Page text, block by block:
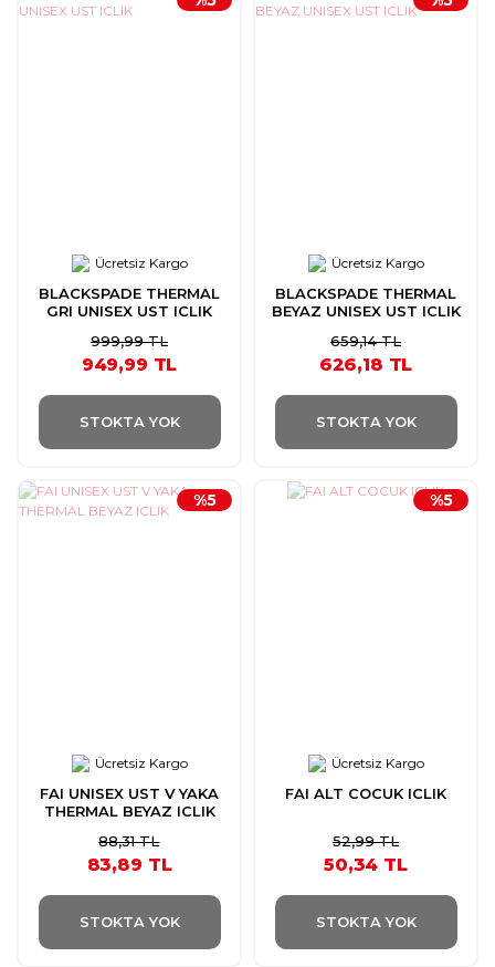
Ücretsiz Kargo
BLACKSPADE THERMAL
GRI UNISEX UST ICLIK
999,99 TL
949,99 TL
STOKTA YOK
Ücretsiz Kargo
BLACKSPADE THERMAL
BEYAZ UNISEX UST ICLIK
659,14 TL
626,18 TL
STOKTA YOK
Ücretsiz Kargo
FAI UNISEX UST V YAKA
THERMAL BEYAZ ICLIK
%5
88,31 TL
83,89 TL
STOKTA YOK
Ücretsiz Kargo
FAI ALT COCUK ICLIK
%5
52,99 TL
50,34 TL
STOKTA YOK